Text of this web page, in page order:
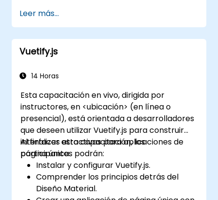
eventos del usuario.
Escribir código modular y reutilizable.
Progresar gradualmente una vista hasta
convertirla en una aplicación completa
Leer más...
Vuetify.js
14 Horas
Esta capacitación en vivo, dirigida por
instructores, en <ubicación> (en línea o
presencial), está orientada a desarrolladores
que deseen utilizar Vuetify.js para construir
interfaces atractivas para aplicaciones de
página única.
Al finalizar esta capacitación, los
participantes podrán:
Instalar y configurar Vuetify.js.
Comprender los principios detrás del
Diseño Material.